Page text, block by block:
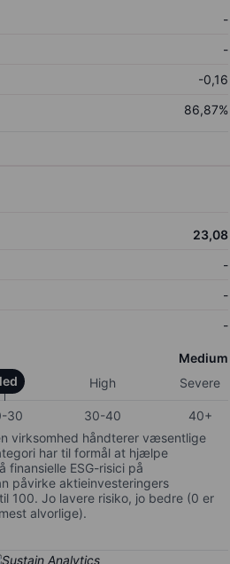
-
-
-0,16
86,87%
23,08
-
-
-
Medium
High Severe
30 30-40
40+
virksomhed håndterer væsentlige
har til formål at hjælpe
finansielle ESG-risici på
påvirke aktieinvesteringers
100. Jo lavere risiko, jo bedre (0 er
alvorlige).